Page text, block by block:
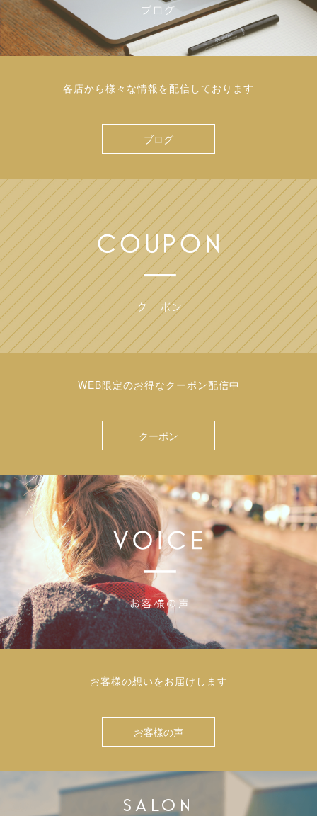
各店から様々な情報を配信しております
ブログ
WEB限定のお得なクーポン配信中
クーポン
お客様の想いをお届けします
お客様の声
SALON